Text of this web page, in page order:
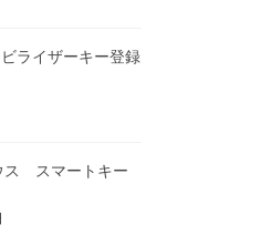
ライザーキー登録
ス スマートキー